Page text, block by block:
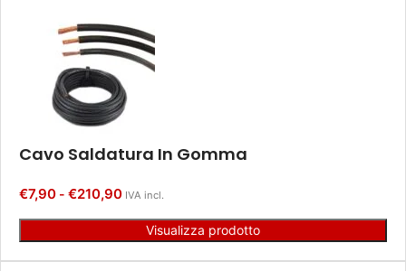
Cavo Saldatura In Gomma
€7,90 - €210,90 IVA incl.
Visualizza prodotto